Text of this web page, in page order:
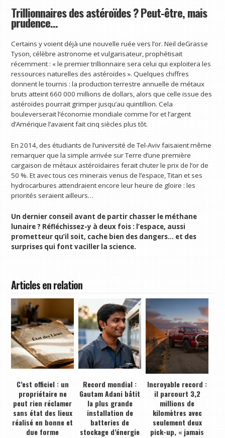
Trillionnaires des astéroïdes ? Peut-être, mais
prudence…
Certains y voient déjà une nouvelle ruée vers l’or. Neil deGrasse
Tyson, célèbre astronome et vulgarisateur, prophétisait
récemment : « le premier trillionnaire sera celui qui exploitera les
ressources naturelles des astéroïdes ». Quelques chiffres
donnent le tournis : la production terrestre annuelle de métaux
bruts atteint 660 000 millions de dollars, alors que celle issue des
astéroïdes pourrait grimper jusqu’au quintillion. Cela
bouleverserait l’économie mondiale comme l’or et l’argent
d’Amérique l’avaient fait cinq siècles plus tôt.
En 2014, des étudiants de l’université de Tel-Aviv faisaient même
remarquer que la simple arrivée sur Terre d’une première
cargaison de métaux astéroïdaires ferait chuter le prix de l’or de
50 %. Et avec tous ces minerais venus de l’espace, Titan et ses
hydrocarbures attendraient encore leur heure de gloire : les
priorités seraient ailleurs…
Un dernier conseil avant de partir chasser le méthane
lunaire ? Réfléchissez-y à deux fois : l’espace, aussi
prometteur qu’il soit, cache bien des dangers… et des
surprises qui font vaciller la science.
Articles en relation
C’est officiel : un
propriétaire ne
peut rien réclamer
sans état des lieux
réalisé en bonne et
due forme
Record mondial :
Gautam Adani bâtit
la plus grande
installation de
batteries de
stockage d’énergie
Incroyable record :
il parcourt 3,2
millions de
kilomètres avec
seulement deux
pick-up, « jamais